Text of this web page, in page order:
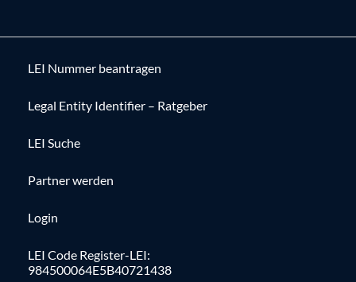
LEI Nummer beantragen
Legal Entity Identifier – Ratgeber
LEI Suche
Partner werden
Login
LEI Code Register-LEI:
984500064E5B40721438